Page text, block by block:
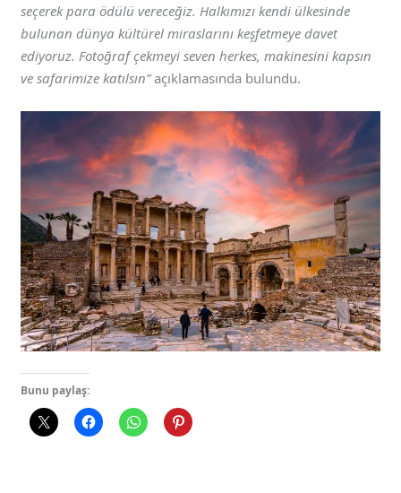
seçerek para ödülü vereceğiz. Halkımızı kendi ülkesinde
bulunan dünya kültürel miraslarını keşfetmeye davet
ediyoruz. Fotoğraf çekmeyi seven herkes, makinesini kapsın
ve safarimize katılsın”açıklamasında bulundu.
Bunu paylaş: